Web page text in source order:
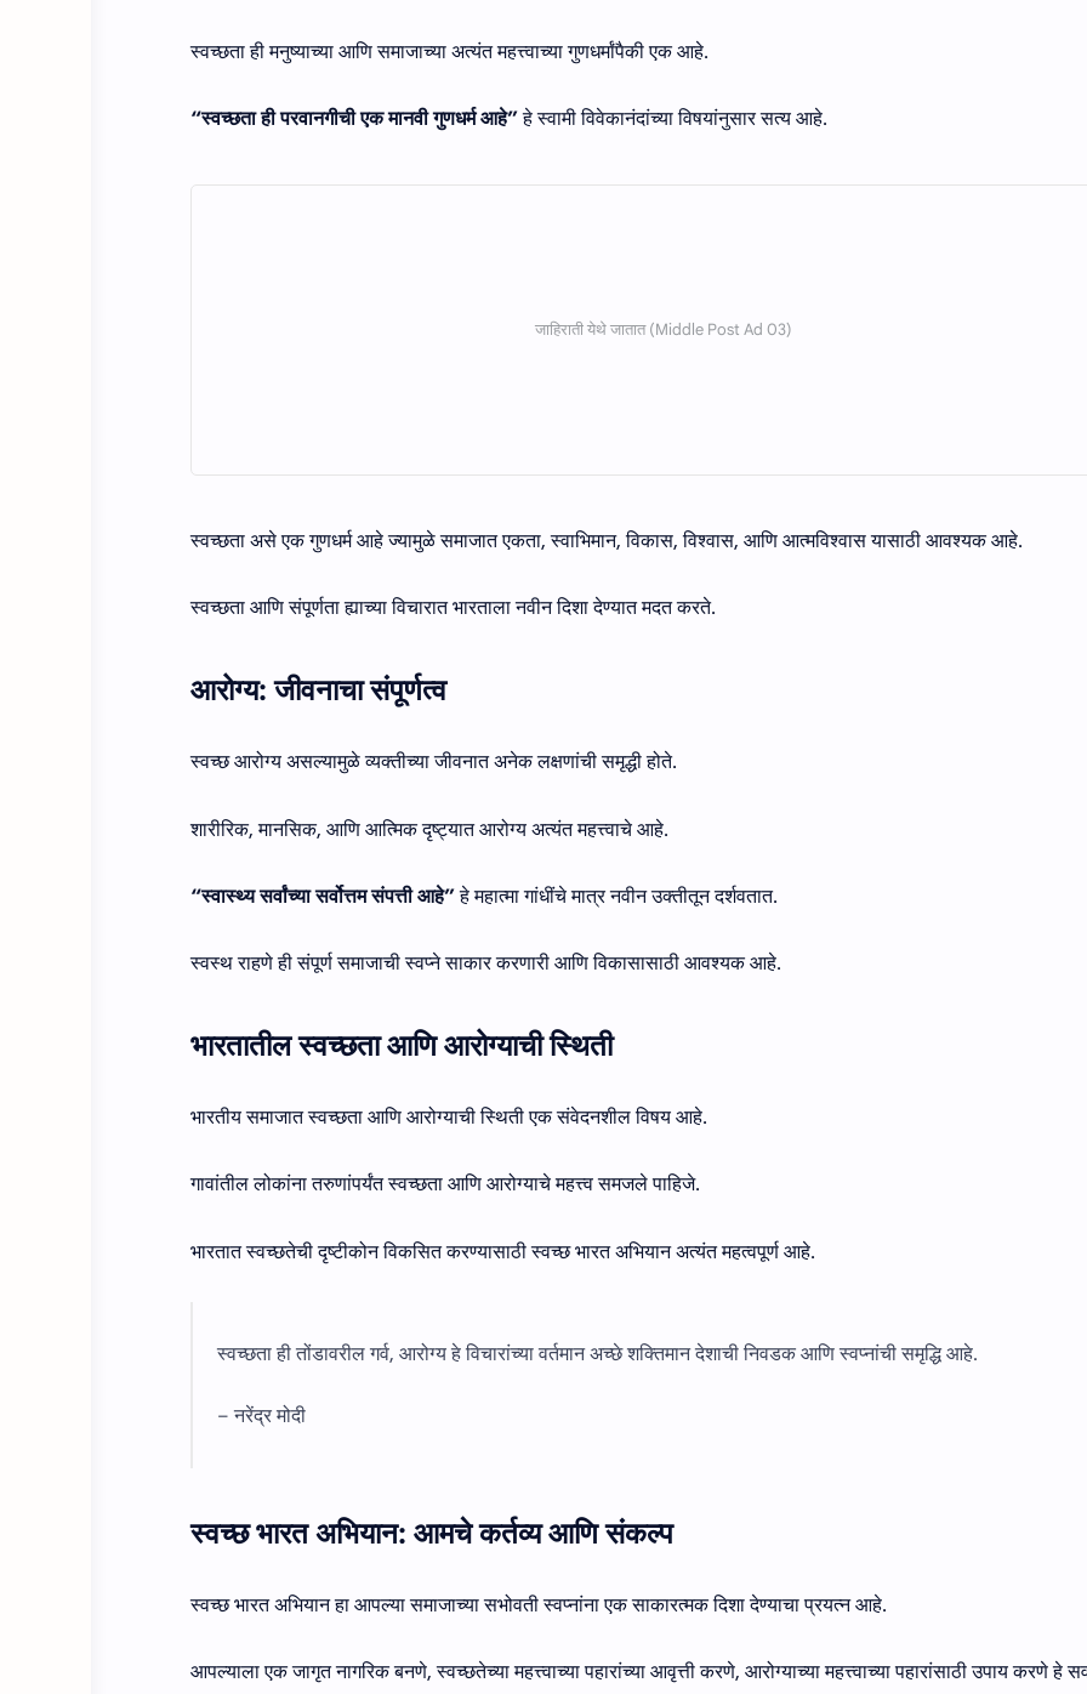
स्वच्छता ही मनुष्याच्या आणि समाजाच्या अत्यंत महत्त्वाच्या गुणधर्मांपैकी एक आहे.
“स्वच्छता ही परवानगीची एक मानवी गुणधर्म आहे”हे स्वामी विवेकानंदांच्या विषयांनुसार सत्य आहे.
स्वच्छता असे एक गुणधर्म आहे ज्यामुळे समाजात एकता, स्वाभिमान, विकास, विश्वास, आणि आत्मविश्वास यासाठी आवश्यक आहे.
स्वच्छता आणि संपूर्णता ह्याच्या विचारात भारताला नवीन दिशा देण्यात मदत करते.
आरोग्य: जीवनाचा संपूर्णत्व
स्वच्छ आरोग्य असल्यामुळे व्यक्तीच्या जीवनात अनेक लक्षणांची समृद्धी होते.
शारीरिक, मानसिक, आणि आत्मिक दृष्ट्यात आरोग्य अत्यंत महत्त्वाचे आहे.
“स्वास्थ्य सर्वांच्या सर्वोत्तम संपत्ती आहे”हे महात्मा गांधींचे मात्र नवीन उक्तीतून दर्शवतात.
स्वस्थ राहणे ही संपूर्ण समाजाची स्वप्ने साकार करणारी आणि विकासासाठी आवश्यक आहे.
भारतातील स्वच्छता आणि आरोग्याची स्थिती
भारतीय समाजात स्वच्छता आणि आरोग्याची स्थिती एक संवेदनशील विषय आहे.
गावांतील लोकांना तरुणांपर्यंत स्वच्छता आणि आरोग्याचे महत्त्व समजले पाहिजे.
भारतात स्वच्छतेची दृष्टीकोन विकसित करण्यासाठी स्वच्छ भारत अभियान अत्यंत महत्वपूर्ण आहे.
स्वच्छता ही तोंडावरील गर्व, आरोग्य हे विचारांच्या वर्तमान अच्छे शक्तिमान देशाची निवडक आणि स्वप्नांची समृद्धि आहे.
– नरेंद्र मोदी
स्वच्छ भारत अभियान: आमचे कर्तव्य आणि संकल्प
स्वच्छ भारत अभियान हा आपल्या समाजाच्या सभोवती स्वप्नांना एक साकारत्मक दिशा देण्याचा प्रयत्न आहे.
आपल्याला एक जागृत नागरिक बनणे, स्वच्छतेच्या महत्त्वाच्या पहारांच्या आवृत्ती करणे, आरोग्याच्या महत्त्वाच्या पहारांसाठी उपाय करणे हे